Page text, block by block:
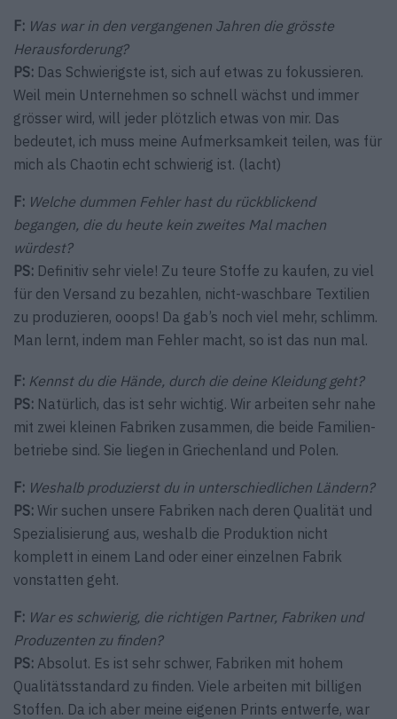
F: Was war in den vergangenen Jahren die grösste
Herausforderung?
PS: Das Schwierigste ist, sich auf etwas zu fokussieren.
Weil mein Unternehmen so schnell wächst und immer
grösser wird, will jeder plötzlich etwas von mir. Das
bedeutet, ich muss meine Aufmerksamkeit teilen, was für
mich als Chaotin echt schwierig ist. (lacht)
F: Welche dummen Fehler hast du rückblickend
begangen, die du heute kein zweites Mal machen
würdest?
PS: Definitiv sehr viele! Zu teure Stoffe zu kaufen, zu viel
für den Versand zu bezahlen, nicht-waschbare Textilien
zu produzieren, ooops! Da gab’s noch viel mehr, schlimm.
Man lernt, indem man Fehler macht, so ist das nun mal.
F: Kennst du die Hände, durch die deine Kleidung geht?
PS: Natürlich, das ist sehr wichtig. Wir arbeiten sehr nahe
mit zwei kleinen Fabriken zusammen, die beide Familien­
betriebe sind. Sie liegen in Griechenland und Polen.
F: Weshalb produzierst du in unterschiedlichen Ländern?
PS: Wir suchen unsere Fabriken nach deren Qualität und
Spezialisierung aus, weshalb die Produktion nicht
komplett in einem Land oder einer einzelnen Fabrik
vonstatten geht.
F: War es schwierig, die richtigen Partner, Fabriken und
Produzenten zu finden?
PS: Absolut. Es ist sehr schwer, Fabriken mit hohem
Qualitätsstandard zu finden. Viele arbeiten mit billigen
Stoffen. Da ich aber meine eigenen Prints entwerfe, war